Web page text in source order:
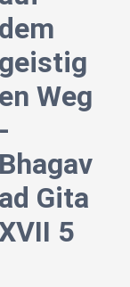
dem
geistig
en Weg
-
Bhagav
ad Gita
5